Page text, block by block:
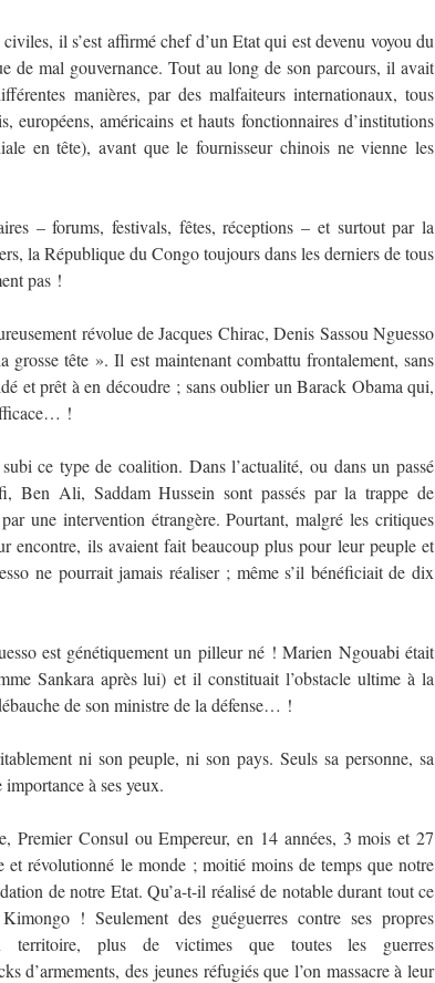
il s’est affirmé chef d’un Etat qui est devenu voyou du
de mal gouvernance. Tout au long de son parcours, il avait
manières, par des malfaiteurs internationaux, tous
européens, américains et hauts fonctionnaires d’institutions
en tête), avant que le fournisseur chinois ne vienne les
– forums, festivals, fêtes, réceptions – et surtout par la
la République du Congo toujours dans les derniers de tous
pas !
révolue de Jacques Chirac, Denis Sassou Nguesso
grosse tête ». Il est maintenant combattu frontalement, sans
et prêt à en découdre ; sans oublier un Barack Obama qui,
!
ce type de coalition. Dans l’actualité, ou dans un passé
Ben Ali, Saddam Hussein sont passés par la trappe de
une intervention étrangère. Pourtant, malgré les critiques
encontre, ils avaient fait beaucoup plus pour leur peuple et
ne pourrait jamais réaliser ; même s’il bénéficiait de dix
est génétiquement un pilleur né ! Marien Ngouabi était
Sankara après lui) et il constituait l’obstacle ultime à la
de son ministre de la défense… !
ni son peuple, ni son pays. Seuls sa personne, sa
à ses yeux.
Premier Consul ou Empereur, en 14 années, 3 mois et 27
et révolutionné le monde ; moitié moins de temps que notre
de notre Etat. Qu’a-t-il réalisé de notable durant tout ce
! Seulement des guéguerres contre ses propres
territoire, plus de victimes que toutes les guerres
d’armements, des jeunes réfugiés que l’on massacre à leur